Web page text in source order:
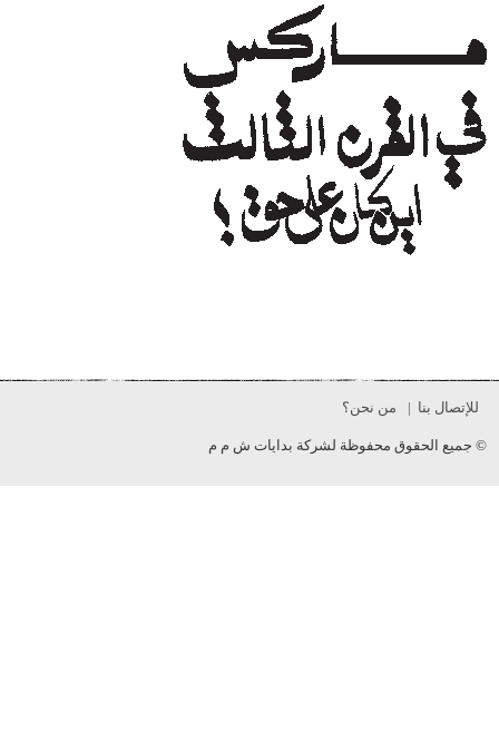
بنا من نحن؟
الحقوق محفوظة لشركة بدايات ش م م